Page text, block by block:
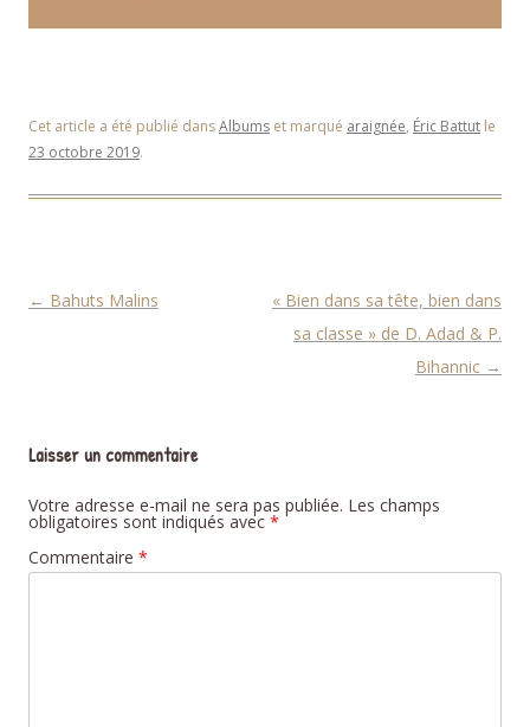
Cet article a été publié dansAlbums et marqué araignée, Éric Battut le
23 octobre 2019.
Navigation des articles
← Bahuts Malins
« Bien dans sa tête, bien dans
sa classe » de D. Adad & P.
Bihannic →
Laisser un commentaire
Votre adresse e-mail ne sera pas publiée. Les champs
obligatoires sont indiqués avec *
Commentaire *